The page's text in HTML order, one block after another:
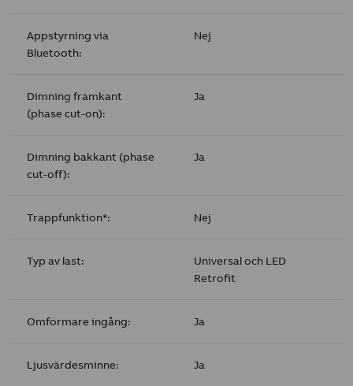
Appstyrning via
Bluetooth:
Nej
Dimning framkant
(phase cut-on):
Ja
Dimning bakkant (phase
cut-off):
Ja
Trappfunktion*: Nej
Typ av last:
Universal och LED
Retrofit
Omformare ingång: Ja
Ljusvärdesminne: Ja